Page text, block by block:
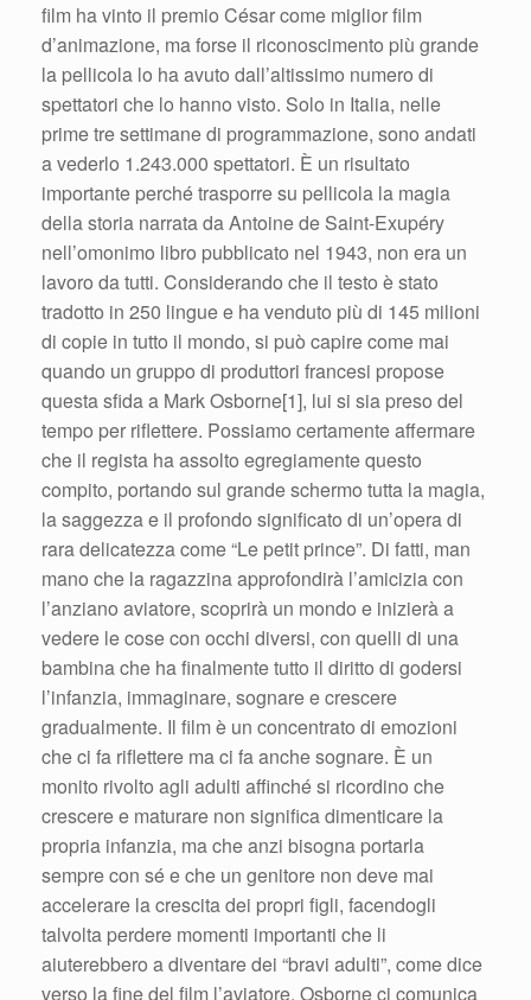
film ha vinto il premio César come miglior film
d’animazione, ma forse il riconoscimento più grande
la pellicola lo ha avuto dall’altissimo numero di
spettatori che lo hanno visto. Solo in Italia, nelle
prime tre settimane di programmazione, sono andati
a vederlo 1.243.000 spettatori. È un risultato
importante perché trasporre su pellicola la magia
della storia narrata da Antoine de Saint-Exupéry
nell’omonimo libro pubblicato nel 1943, non era un
lavoro da tutti. Considerando che il testo è stato
tradotto in 250 lingue e ha venduto più di 145 milioni
di copie in tutto il mondo, si può capire come mai
quando un gruppo di produttori francesi propose
questa sfida a Mark Osborne[1], lui si sia preso del
tempo per riflettere. Possiamo certamente affermare
che il regista ha assolto egregiamente questo
compito, portando sul grande schermo tutta la magia,
la saggezza e il profondo significato di un’opera di
rara delicatezza come “Le petit prince”. Di fatti, man
mano che la ragazzina approfondirà l’amicizia con
l’anziano aviatore, scoprirà un mondo e inizierà a
vedere le cose con occhi diversi, con quelli di una
bambina che ha finalmente tutto il diritto di godersi
l’infanzia, immaginare, sognare e crescere
gradualmente. Il film è un concentrato di emozioni
che ci fa riflettere ma ci fa anche sognare. È un
monito rivolto agli adulti affinché si ricordino che
crescere e maturare non significa dimenticare la
propria infanzia, ma che anzi bisogna portarla
sempre con sé e che un genitore non deve mai
accelerare la crescita dei propri figli, facendogli
talvolta perdere momenti importanti che li
aiuterebbero a diventare dei “bravi adulti”, come dice
verso la fine del film l’aviatore. Osborne ci comunica